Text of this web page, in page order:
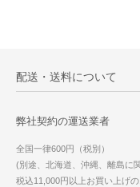
配送・送料について
弊社契約の運送業者
全国一律600円（税別）
(別途、北海道、沖縄、離島に
税込11,000円以上お買い上げ